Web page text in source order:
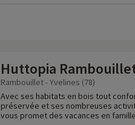
Huttopia
Rambouillet - Yvelines (78)
Avec ses habitats en bois tout
préservée et ses nombreuses
vous promet des vacances en